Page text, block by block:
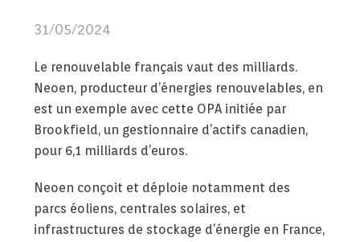
31/05/2024
Le renouvelable français vaut des milliards.
Neoen, producteur d’énergies renouvelables, en
est un exemple avec cette OPA initiée par
Brookfield, un gestionnaire d’actifs canadien,
pour 6,1 milliards d’euros.
Neoen conçoit et déploie notamment des
parcs éoliens, centrales solaires, et
infrastructures de stockage d’énergie en France,